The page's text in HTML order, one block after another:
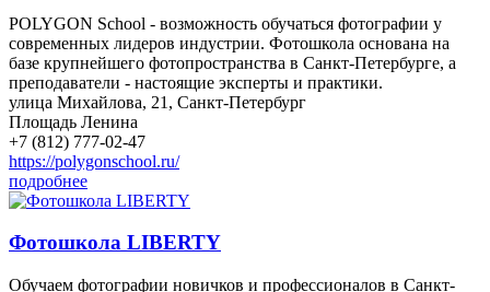
POLYGON School - возможность обучаться фотографии у
современных лидеров индустрии. Фотошкола основана на
базе крупнейшего фотопространства в Санкт-Петербурге, а
преподаватели - настоящие эксперты и практики.
улица Михайлова, 21, Санкт-Петербург
Площадь Ленина
+7 (812) 777-02-47
https://polygonschool.ru/
подробнее
Фотошкола LIBERTY
Обучаем фотографии новичков и профессионалов в Санкт-